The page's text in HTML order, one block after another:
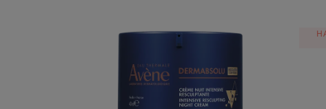
ИНТЕНЗИВЕН
РЕМОДЕЛИРАЩ
КРЕМ